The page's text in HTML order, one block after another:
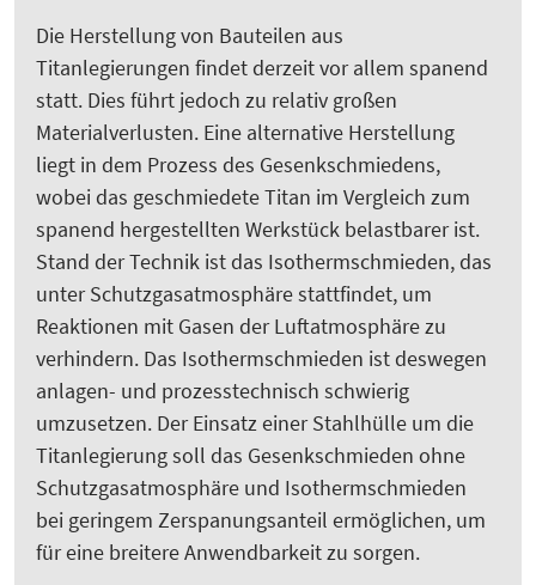
Die Herstellung von Bauteilen aus
Titanlegierungen findet derzeit vor allem spanend
statt. Dies führt jedoch zu relativ großen
Materialverlusten. Eine alternative Herstellung
liegt in dem Prozess des Gesenkschmiedens,
wobei das geschmiedete Titan im Vergleich zum
spanend hergestellten Werkstück belastbarer ist.
Stand der Technik ist das Isothermschmieden, das
unter Schutzgasatmosphäre stattfindet, um
Reaktionen mit Gasen der Luftatmosphäre zu
verhindern. Das Isothermschmieden ist deswegen
anlagen- und prozesstechnisch schwierig
umzusetzen. Der Einsatz einer Stahlhülle um die
Titanlegierung soll das Gesenkschmieden ohne
Schutzgasatmosphäre und Isothermschmieden
bei geringem Zerspanungsanteil ermöglichen, um
für eine breitere Anwendbarkeit zu sorgen.